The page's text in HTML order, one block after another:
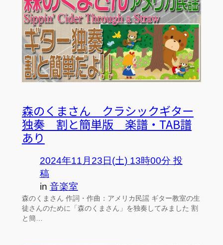
森のくまさん クラシックギター
独奏 割と簡単版 楽譜・TAB譜
あり
2024年11月23日(土) 13時00分 投
稿
in 音楽室
森のくまさん 作詞・作曲：アメリカ民謡 ギター教室の生
徒さんのために「森のくまさん」を独奏してみました 割
と簡…